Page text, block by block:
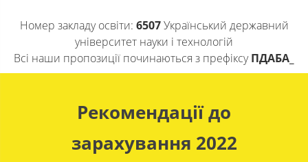
Номер закладу освіти: 6507Український державний
університет науки і технологій
Всі наши пропозиції починаються з префіксуПДАБА_
Рекомендації до
зарахування 2022